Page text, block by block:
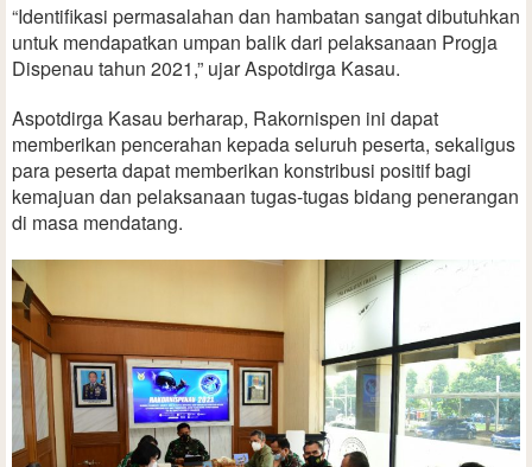
“Identifikasi permasalahan dan hambatan sangat dibutuhkan
untuk mendapatkan umpan balik dari pelaksanaan Progja
Dispenau tahun 2021,” ujar Aspotdirga Kasau.
Aspotdirga Kasau berharap, Rakornispen ini dapat
memberikan pencerahan kepada seluruh peserta, sekaligus
para peserta dapat memberikan konstribusi positif bagi
kemajuan dan pelaksanaan tugas-tugas bidang penerangan
di masa mendatang.